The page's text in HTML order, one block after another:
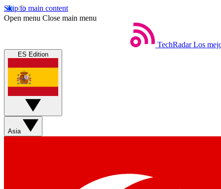
Skip to main content
Open menu Close main menu
TechRadar Los
ES Edition
Asia